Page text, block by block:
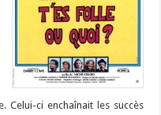
Celui-ci enchaînait les succès